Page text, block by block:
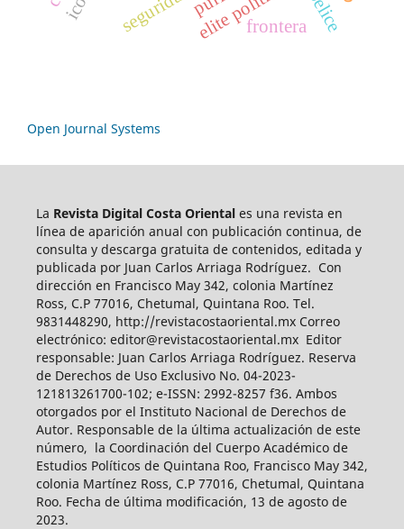
frontera
Open Journal Systems
La Revista Digital Costa Orientales una revista en
línea de aparición anual con publicación continua, de
consulta y descarga gratuita de contenidos, editada y
publicada por Juan Carlos Arriaga Rodríguez. Con
dirección en Francisco May 342, colonia Martínez
Ross, C.P 77016, Chetumal, Quintana Roo. Tel.
9831448290, http://revistacostaoriental.mx Correo
electrónico: editor@revistacostaoriental.mx Editor
responsable: Juan Carlos Arriaga Rodríguez. Reserva
de Derechos de Uso Exclusivo No. 04-2023-
121813261700-102; e-ISSN: 2992-8257 f36. Ambos
otorgados por el Instituto Nacional de Derechos de
Autor. Responsable de la última actualización de este
número, la Coordinación del Cuerpo Académico de
Estudios Políticos de Quintana Roo, Francisco May 342,
colonia Martínez Ross, C.P 77016, Chetumal, Quintana
Roo. Fecha de última modificación, 13 de agosto de
2023.